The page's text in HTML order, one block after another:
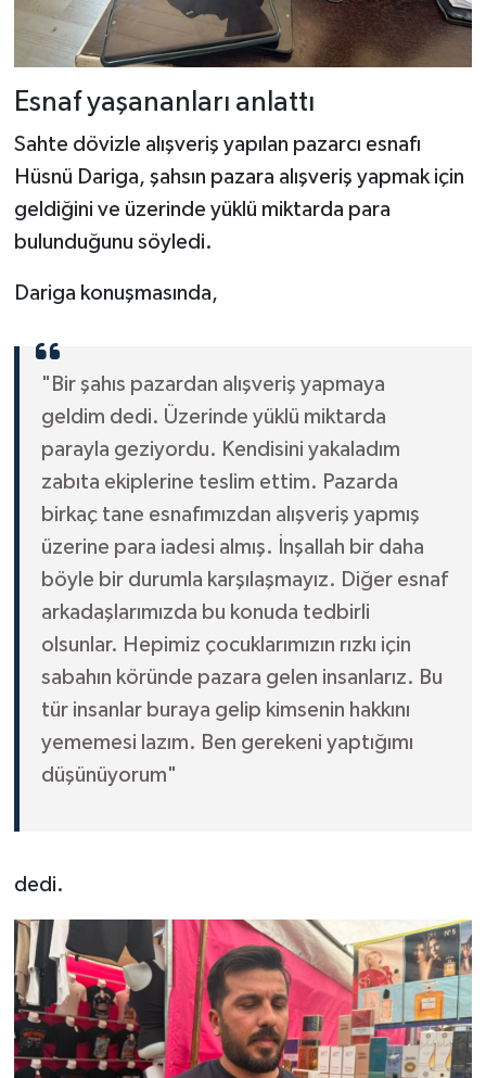
Esnaf yaşananları anlattı
Sahte dövizle alışveriş yapılan pazarcı esnafı
Hüsnü Dariga, şahsın pazara alışveriş yapmak için
geldiğini ve üzerinde yüklü miktarda para
bulunduğunu söyledi.
Dariga konuşmasında,
"Bir şahıs pazardan alışveriş yapmaya
geldim dedi. Üzerinde yüklü miktarda
parayla geziyordu. Kendisini yakaladım
zabıta ekiplerine teslim ettim. Pazarda
birkaç tane esnafımızdan alışveriş yapmış
üzerine para iadesi almış. İnşallah bir daha
böyle bir durumla karşılaşmayız. Diğer esnaf
arkadaşlarımızda bu konuda tedbirli
olsunlar. Hepimiz çocuklarımızın rızkı için
sabahın köründe pazara gelen insanlarız. Bu
tür insanlar buraya gelip kimsenin hakkını
yememesi lazım. Ben gerekeni yaptığımı
düşünüyorum"
dedi.